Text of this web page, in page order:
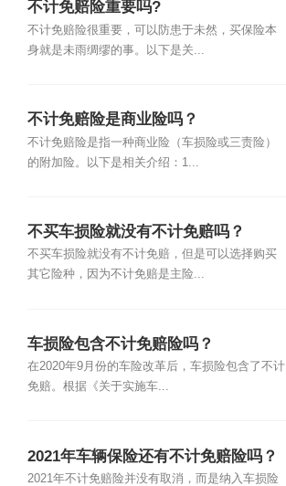
不计免赔险重要吗?
不计免赔险很重要，可以防患于未然，买保险本
身就是未雨绸缪的事。以下是关...
不计免赔险是商业险吗？
不计免赔险是指一种商业险（车损险或三责险）
的附加险。以下是相关介绍：1...
不买车损险就没有不计免赔吗？
不买车损险就没有不计免赔，但是可以选择购买
其它险种，因为不计免赔是主险...
车损险包含不计免赔险吗？
在2020年9月份的车险改革后，车损险包含了不计
免赔。根据《关于实施车...
2021年车辆保险还有不计免赔险吗？
2021年不计免赔险并没有取消，而是纳入车损险